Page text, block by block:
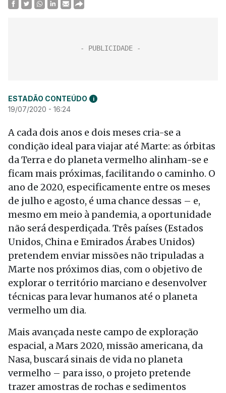
ESTADÃO CONTEÚDO i
19/07/2020 - 16:24
A cada dois anos e dois meses cria-se a
condição ideal para viajar até Marte: as órbitas
da Terra e do planeta vermelho alinham-se e
ficam mais próximas, facilitando o caminho. O
ano de 2020, especificamente entre os meses
de julho e agosto, é uma chance dessas – e,
mesmo em meio à pandemia, a oportunidade
não será desperdiçada. Três países (Estados
Unidos, China e Emirados Árabes Unidos)
pretendem enviar missões não tripuladas a
Marte nos próximos dias, com o objetivo de
explorar o território marciano e desenvolver
técnicas para levar humanos até o planeta
vermelho um dia.
Mais avançada neste campo de exploração
espacial, a Mars 2020, missão americana, da
Nasa, buscará sinais de vida no planeta
vermelho – para isso, o projeto pretende
trazer amostras de rochas e sedimentos